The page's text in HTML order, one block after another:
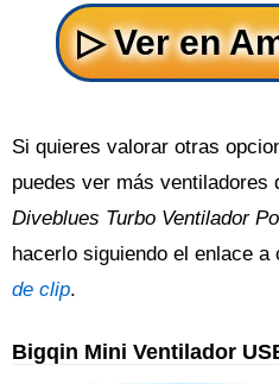
Si quieres valorar otras
puedes ver más ventiladores
Diveblues Turbo Ventilador
hacerlo siguiendo el enlace a
de clip.
Bigqin Mini Ventilador